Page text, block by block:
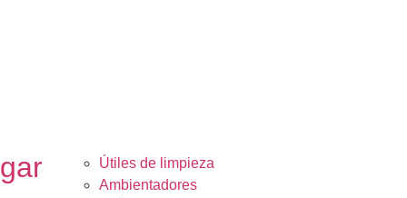
Útiles de limpieza
Ambientadores